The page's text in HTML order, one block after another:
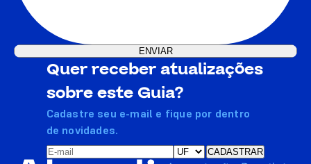
Quer receber atualizações
sobre este Guia?
Cadastre seu e-mail e fique por dentro
de novidades.